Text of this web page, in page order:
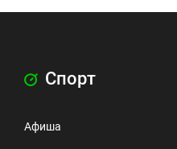
Спорт
Афиша